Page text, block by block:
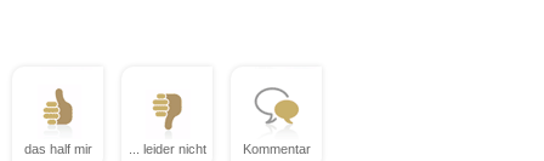
das half mir ... leider nicht Kommentar